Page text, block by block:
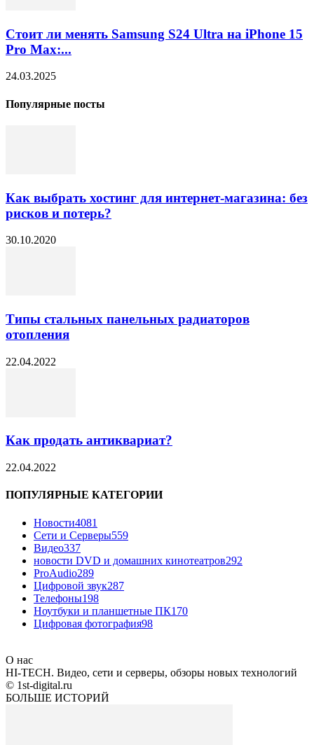
Стоит ли менять Samsung S24 Ultra на iPhone 15
Pro Max:...
24.03.2025
Популярные посты
Как выбрать хостинг для интернет-магазина: без
рисков и потерь?
30.10.2020
Типы стальных панельных радиаторов
отопления
22.04.2022
Как продать антиквариат?
22.04.2022
ПОПУЛЯРНЫЕ КАТЕГОРИИ
Новости4081
Сети и Серверы559
Видео337
новости DVD и домашних кинотеатров292
ProAudio289
Цифровой звук287
Телефоны198
Ноутбуки и планшетные ПК170
Цифровая фотография98
О нас
HI-TECH. Видео, сети и серверы, обзоры новых технологий
© 1st-digital.ru
БОЛЬШЕ ИСТОРИЙ